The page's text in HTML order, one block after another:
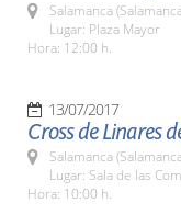
Salamanca
Lugar: Plaza Mayor
Hora: 12:00 h.
13/07/2017
Cross de Linares
Salamanca
Lugar: Sala de las
Hora: 10:00 h.